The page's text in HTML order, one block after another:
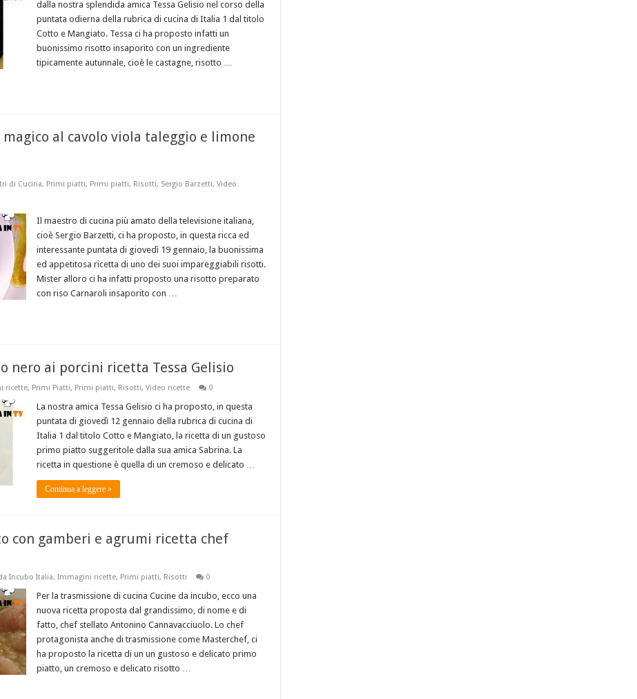
dalla nostra splendida amica Tessa Gelisio nel corso della
puntata odierna della rubrica di cucina di Italia 1 dal titolo
Cotto e Mangiato. Tessa ci ha proposto infatti un
buonissimo risotto insaporito con un ingrediente
tipicamente autunnale, cioè le castagne, risotto …
al cavolo viola taleggio e limone
di Cucina, Primi piatti, Primi piatti, Risotti, Sergio Barzetti, Video
Il maestro di cucina più amato della televisione italiana,
cioè Sergio Barzetti, ci ha proposto, in questa ricca ed
interessante puntata di giovedì 19 gennaio, la buonissima
ed appetitosa ricetta di uno dei suoi impareggiabili risotti.
Mister alloro ci ha infatti proposto una risotto preparato
con riso Carnaroli insaporito con …
nero ai porcini ricetta Tessa Gelisio
ricette, Primi Piatti, Primi piatti, Risotti, Video ricette 0
La nostra amica Tessa Gelisio ci ha proposto, in questa
puntata di giovedì 12 gennaio della rubrica di cucina di
Italia 1 dal titolo Cotto e Mangiato, la ricetta di un gustoso
primo piatto suggeritole dalla sua amica Sabrina. La
ricetta in questione è quella di un cremoso e delicato …
Continua a leggere »
con gamberi e agrumi ricetta chef
Incubo Italia, Immagini ricette, Primi piatti, Risotti 0
Per la trasmissione di cucina Cucine da incubo, ecco una
nuova ricetta proposta dal grandissimo, di nome e di
fatto, chef stellato Antonino Cannavacciuolo. Lo chef
protagonista anche di trasmissione come Masterchef, ci
ha proposto la ricetta di un un gustoso e delicato primo
piatto, un cremoso e delicato risotto …